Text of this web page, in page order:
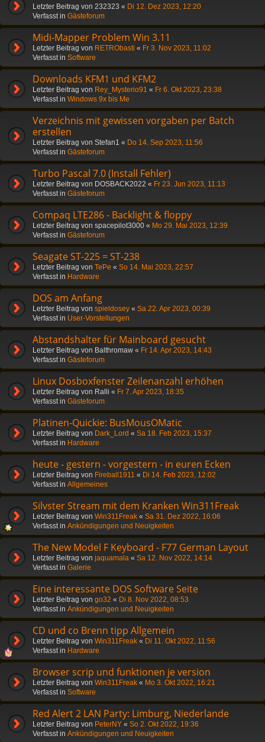
Letzter Beitrag von 232323 « Di 12. Dez 2023, 12:20
Verfasst in Gästeforum
Midi-Mapper Problem Win 3.11
Letzter Beitrag von RETRObasti « Fr 3. Nov 2023, 11:02
Verfasst in Software
Downloads KFM1 und KFM2
Letzter Beitrag von Rey_Mysterio91 « Fr 6. Okt 2023, 23:38
Verfasst in Windows 9x bis Me
Verzeichnis mit gewissen vorgaben per Batch
erstellen
Letzter Beitrag von Stefan1 « Do 14. Sep 2023, 11:56
Verfasst in Gästeforum
Turbo Pascal 7.0 (Install Fehler)
Letzter Beitrag von DOSBACK2022 « Fr 23. Jun 2023, 11:13
Verfasst in Gästeforum
Compaq LTE286 - Backlight & floppy
Letzter Beitrag von spacepilot3000 « Mo 29. Mai 2023, 12:39
Verfasst in Gästeforum
Seagate ST-225 = ST-238
Letzter Beitrag von TePe « So 14. Mai 2023, 22:57
Verfasst in Hardware
DOS am Anfang
Letzter Beitrag von spieldosey « Sa 22. Apr 2023, 00:39
Verfasst in User-Vorstellungen
Abstandshalter für Mainboard gesucht
Letzter Beitrag von Balthromaw « Fr 14. Apr 2023, 14:43
Verfasst in Gästeforum
Linux Dosboxfenster Zeilenanzahl erhöhen
Letzter Beitrag von Ralli « Fr 7. Apr 2023, 18:35
Verfasst in Gästeforum
Platinen-Quickie: BusMousOMatic
Letzter Beitrag von Dark_Lord « Sa 18. Feb 2023, 15:37
Verfasst in Hardware
heute - gestern - vorgestern - in euren Ecken
Letzter Beitrag von Fireball1911 « Di 14. Feb 2023, 12:02
Verfasst in Allgemeines
Silvster Stream mit dem Kranken Win311Freak
Letzter Beitrag von Win311Freak « Sa 31. Dez 2022, 16:06
Verfasst in Ankündigungen und Neuigkeiten
The New Model F Keyboard - F77 German Layout
Letzter Beitrag von jaquamala « Sa 12. Nov 2022, 14:14
Verfasst in Galerie
Eine interessante DOS Software Seite
Letzter Beitrag von go32 « Di 8. Nov 2022, 08:53
Verfasst in Ankündigungen und Neuigkeiten
CD und co Brenn tipp Allgemein
Letzter Beitrag von Win311Freak « Di 11. Okt 2022, 11:56
Verfasst in Hardware
Browser scrip und funktionen je version
Letzter Beitrag von Win311Freak « Mo 3. Okt 2022, 16:21
Verfasst in Software
Red Alert 2 LAN Party: Limburg, Niederlande
Letzter Beitrag von PeterNY « So 2. Okt 2022, 19:36
Verfasst in Ankündigungen und Neuigkeiten